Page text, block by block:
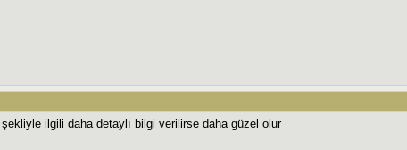
ilgili daha detaylı bilgi verilirse daha güzel olur